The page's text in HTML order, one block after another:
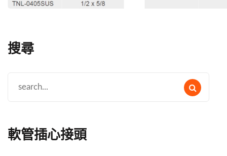
搜尋
軟管插心接頭